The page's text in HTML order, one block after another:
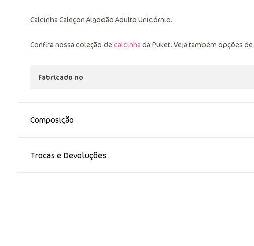
Calcinha Caleçon Algodão Adulto Unicórnio.
Confira nossa coleção de calcinha da Puket. Veja também opções de
Fabricado no
Composição
Trocas e Devoluções